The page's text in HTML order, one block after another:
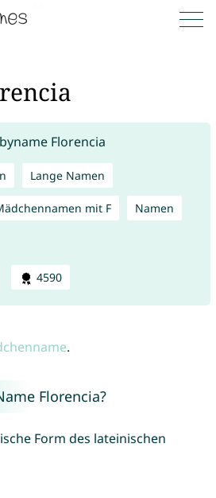
Lange Namen
mit F Namen
4590
.
Florencia?
Form des lateinischen